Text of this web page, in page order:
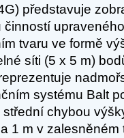
představuje
činností
tvaru ve formě
síti (5 x 5 m)
systému Balt
střední chybou
1 m v